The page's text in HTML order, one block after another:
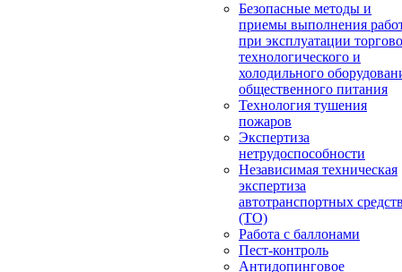
Безопасные методы и
приемы выполнения
при эксплуатации
технологического и
холодильного
общественного питания
Технология тушения
пожаров
Экспертиза
нетрудоспособности
Независимая техническая
экспертиза
автотранспортных
(ТО)
Работа с баллонами
Пест-контроль
Антидопинговое